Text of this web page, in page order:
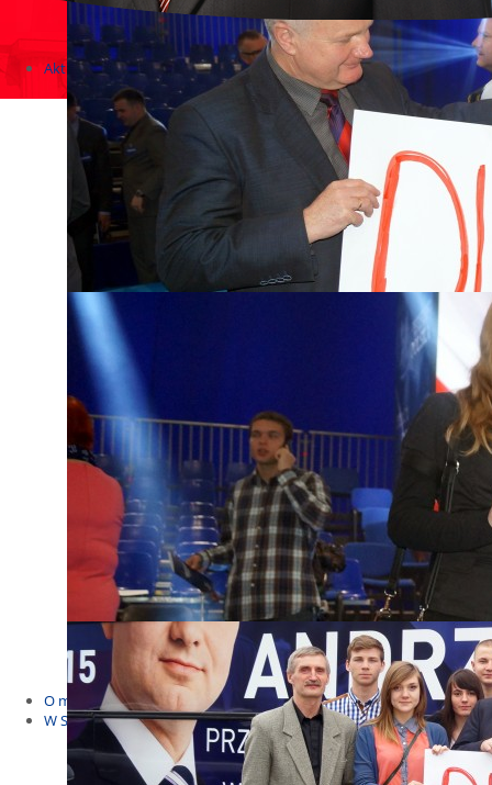
Aktualności
Zapowiedzi wydarzeń
KONKURSY 2020 - 2026
KOLONIE 2021 - 2026
Imprezy kulturalne - zaproszenia 2017
Różne
Konkursy 2017/2018
KONKURSY 2016/2017
KONKURSY 2015/2016
Konkursy 2014/2015
Wizyty w Parlamencie i Ministerstwach
Spotkania i debaty, PROTESTY, MARSZE
Debaty i spotkania 2017
Konkursy 2014
Różne
Praca w kampanii
Sejmowe
Budżet Obywatelski 2021
Dla dzieci i młodzieży
Msze, marsze i wiece
KOLONIE 2022
Wybory samorządowe 2018
Dożynki 2014
EUROWYBORY 2019
Debaty i spotkania 2016
Debaty i spotkania 2019
wybory
Kolonie Stegna 2020
Spotkanie w Bronowie
WYJAZDY
O mnie
W Sejmie
Patroni Roku 2016
Św. Jan Paweł II Patronem Roku 2015
10.04.2014 - Czwarta Roczniica Katastrofy Smoleńskiej